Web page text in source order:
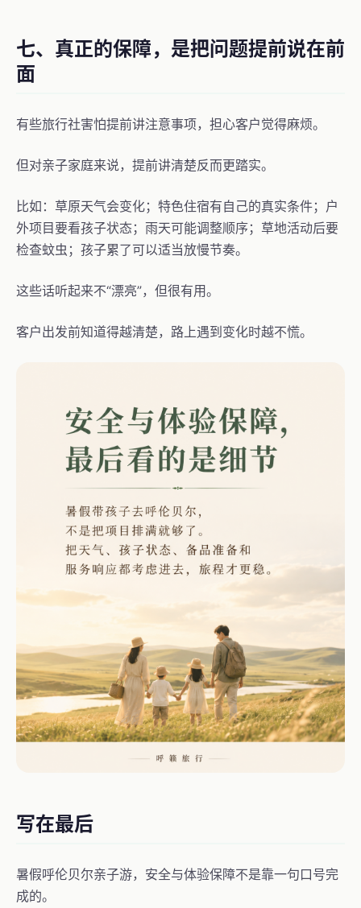
七、真正的保障，是把问题提前说在前
面
有些旅行社害怕提前讲注意事项，担心客户觉得麻烦。
但对亲子家庭来说，提前讲清楚反而更踏实。
比如：草原天气会变化；特色住宿有自己的真实条件；户
外项目要看孩子状态；雨天可能调整顺序；草地活动后要
检查蚊虫；孩子累了可以适当放慢节奏。
这些话听起来不“漂亮”，但很有用。
客户出发前知道得越清楚，路上遇到变化时越不慌。
写在最后
暑假呼伦贝尔亲子游，安全与体验保障不是靠一句口号完
成的。